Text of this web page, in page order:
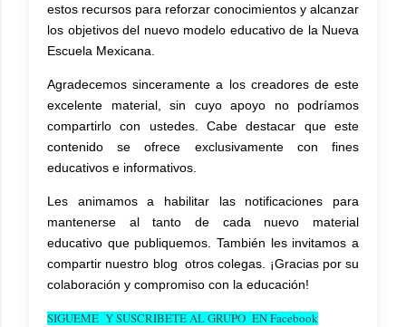
estos recursos para reforzar conocimientos y alcanzar
los objetivos del nuevo modelo educativo de la Nueva
Escuela Mexicana.
Agradecemos sinceramente a los creadores de este
excelente material, sin cuyo apoyo no podríamos
compartirlo con ustedes. Cabe destacar que este
contenido se ofrece exclusivamente con fines
educativos e informativos.
Les animamos a habilitar las notificaciones para
mantenerse al tanto de cada nuevo material
educativo que publiquemos. También les invitamos a
compartir nuestro blog otros colegas. ¡Gracias por su
colaboración y compromiso con la educación!
SIGUEME Y SUSCRIBETE AL GRUPO EN Facebook